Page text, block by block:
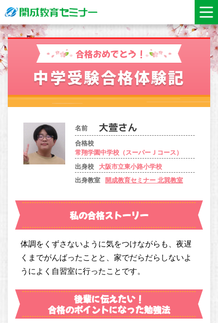
合格おめでとう！
中学受験合格体験記
名前
合格校
常翔学園中学校（スーパーＪコース）
出身校
大阪市立東小路小学校
出身教室
開成教育セミナー 北巽教室
私の合格ストーリー
体調をくずさないように気をつけながらも、夜遅
くまでがんばったことと、家でだらだらしないよ
うによく自習室に行ったことです。
後輩に伝えたい！
合格のポイントになった勉強法